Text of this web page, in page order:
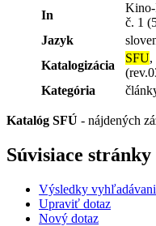
In
Kino-
č. 1
Jazyk
Katalogizácia
SFU,
Kategória
Katalóg SFÚ - nájdených
Súvisiace stránky
Výsledky
Upraviť dotaz
Nový dotaz